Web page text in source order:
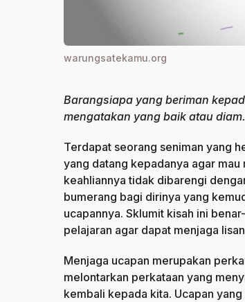
warungsatekamu.org
Barangsiapa yang beriman
mengatakan yang baik atau diam.
Terdapat seorang seniman yang
yang datang kepadanya agar
keahliannya tidak dibarengi
bumerang bagi dirinya yang
ucapannya. Sklumit kisah ini
pelajaran agar dapat menjaga
Menjaga ucapan merupakan
melontarkan perkataan yang
kembali kepada kita. Ucapan